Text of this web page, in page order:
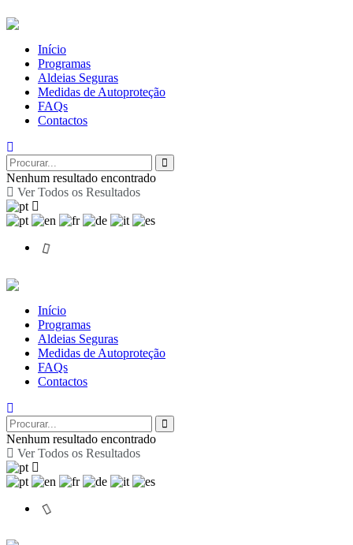
Início
Programas
Aldeias Seguras
Medidas de Autoproteção
FAQs
Contactos
Nenhum resultado encontrado
Ver Todos os Resultados
Início
Programas
Aldeias Seguras
Medidas de Autoproteção
FAQs
Contactos
Nenhum resultado encontrado
Ver Todos os Resultados